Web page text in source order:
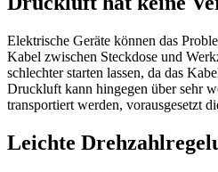
Elektrische Geräte können das
Kabel zwischen Steckdose und
schlechter starten lassen, da das
Druckluft kann hingegen über sehr
transportiert werden, vorausgesetzt
Leichte